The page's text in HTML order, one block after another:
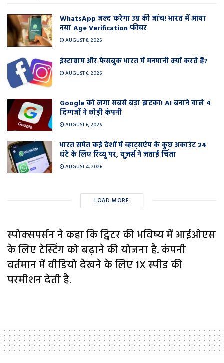
WhatsApp जल्द करेगा उम्र की जांच! भारत में आया
नया Age Verification फीचर
AUGUST 8, 2026
इंस्टाग्राम और फेसबुक भारत में मनमानी क्यों करते हैं?
AUGUST 6, 2026
Google को लगा सबसे बड़ा झटका! AI बनाने वाले 4
दिग्गजों ने छोड़ी कंपनी
AUGUST 6, 2026
भारत समेत कई देशों में व्हाट्सऐप के कुछ अकाउंट 24
घंटे के लिए रिव्यू पर, यूज़र्स ने जताई चिंता
AUGUST 4, 2026
LOAD MORE
स्पोक्सपर्सन ने कहा कि ट्विटर की भविष्य में आईओएस
के लिए टेस्टिंग को बढ़ाने की योजना है. कंपनी
वर्तमान में वीडियो देखने के लिए 1X स्पीड की
परमीशन देती है.